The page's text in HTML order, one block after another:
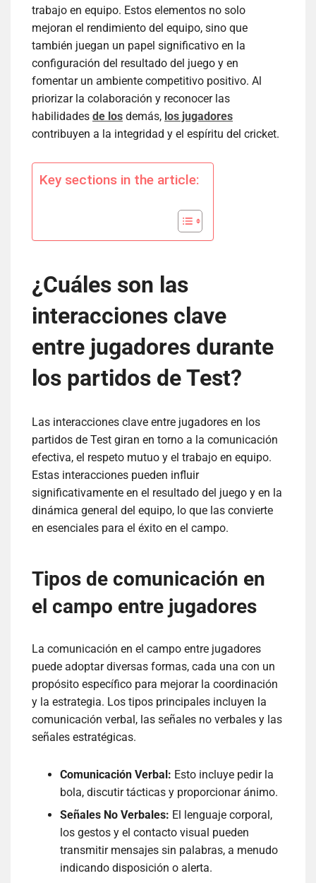
trabajo en equipo. Estos elementos no solo
mejoran el rendimiento del equipo, sino que
también juegan un papel significativo en la
configuración del resultado del juego y en
fomentar un ambiente competitivo positivo. Al
priorizar la colaboración y reconocer las
habilidades de los demás, los jugadores
contribuyen a la integridad y el espíritu del cricket.
Key sections in the article:
¿Cuáles son las
interacciones clave
entre jugadores durante
los partidos de Test?
Las interacciones clave entre jugadores en los
partidos de Test giran en torno a la comunicación
efectiva, el respeto mutuo y el trabajo en equipo.
Estas interacciones pueden influir
significativamente en el resultado del juego y en la
dinámica general del equipo, lo que las convierte
en esenciales para el éxito en el campo.
Tipos de comunicación en
el campo entre jugadores
La comunicación en el campo entre jugadores
puede adoptar diversas formas, cada una con un
propósito específico para mejorar la coordinación
y la estrategia. Los tipos principales incluyen la
comunicación verbal, las señales no verbales y las
señales estratégicas.
Comunicación Verbal: Esto incluye pedir la
bola, discutir tácticas y proporcionar ánimo.
Señales No Verbales: El lenguaje corporal,
los gestos y el contacto visual pueden
transmitir mensajes sin palabras, a menudo
indicando disposición o alerta.